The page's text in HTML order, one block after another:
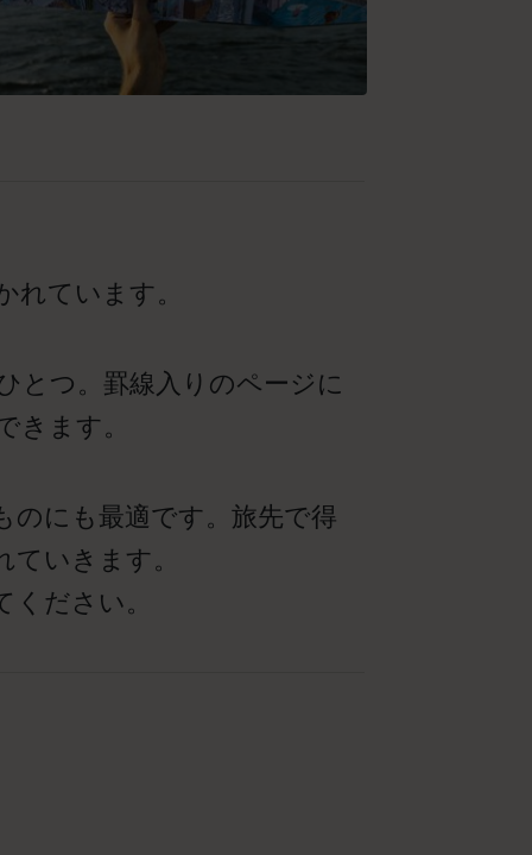
ています。
とつ。罫線入りのページに
ます。
のにも最適です。旅先で得
いきます。
ださい。